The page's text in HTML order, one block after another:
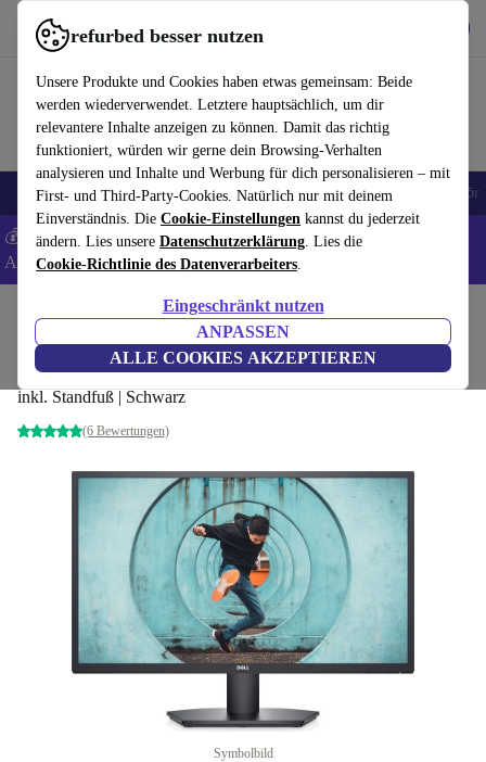
refurbed besser nutzen
Unsere Produkte und Cookies haben etwas gemeinsam: Beide
werden wiederverwendet. Letztere hauptsächlich, um dir
relevantere Inhalte anzeigen zu können. Damit das richtig
funktioniert, würden wir gerne dein Browsing-Verhalten
analysieren und Inhalte und Werbung für dich personalisieren – mit
First- und Third-Party-Cookies. Natürlich nur mit deinem
Einverständnis. Die Cookie-Einstellungen kannst du jederzeit
ändern. Lies unsere Datenschutzerklärung. Lies die
Cookie-Richtlinie des Datenverarbeiters.
Eingeschränkt nutzen
ANPASSEN
ALLE COOKIES AKZEPTIEREN
refurbed schnell und einfach nutzen
🎒 Back to school Handys Laptops Tablets Smartwatches Zubehör
💰 Extra -5% auf Samsung- und Google-Smartphones - Code:
ANDROID5 -AGB
Monitore
Dell SE2722H | 27"
inkl. Standfuß | Schwarz
(6 Bewertungen)
Symbolbild